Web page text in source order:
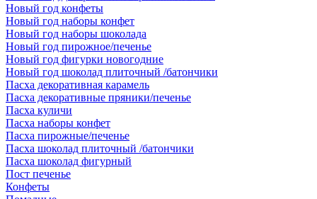
Новый год конфеты
Новый год наборы конфет
Новый год наборы шоколада
Новый год пирожное/печенье
Новый год фигурки новогодние
Новый год шоколад плиточный /батончики
Пасха декоративная карамель
Пасха декоративные пряники/печенье
Пасха куличи
Пасха наборы конфет
Пасха пирожные/печенье
Пасха шоколад плиточный /батончики
Пасха шоколад фигурный
Пост печенье
Конфеты